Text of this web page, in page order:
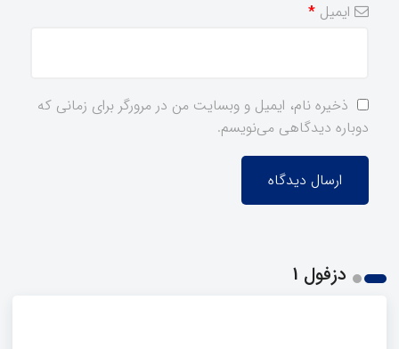
ایمیل *
ذخیره نام، ایمیل و وبسایت من در مرورگر برای زمانی که
دوباره دیدگاهی می‌نویسم.
دزفول 1